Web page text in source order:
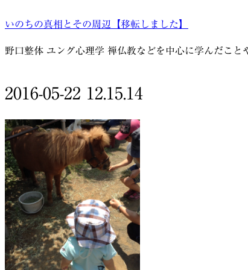
ン
ン
へ
ス
ッ
プ
いのちの真相とその周辺【移転しました】
野口整体 ユング心理学 禅仏教などを中心に学んだこと
2016-05-22 12.15.14